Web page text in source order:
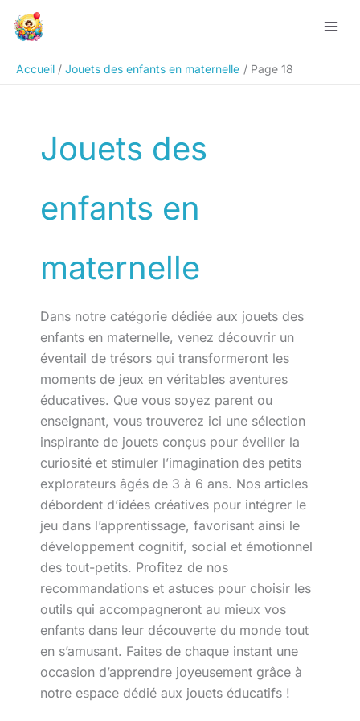
Accueil
Jouets des enfants en maternelle Page 18
Jouets des
enfants en
maternelle
Dans notre catégorie dédiée aux jouets des
enfants en maternelle, venez découvrir un
éventail de trésors qui transformeront les
moments de jeux en véritables aventures
éducatives. Que vous soyez parent ou
enseignant, vous trouverez ici une sélection
inspirante de jouets conçus pour éveiller la
curiosité et stimuler l’imagination des petits
explorateurs âgés de 3 à 6 ans. Nos articles
débordent d’idées créatives pour intégrer le
jeu dans l’apprentissage, favorisant ainsi le
développement cognitif, social et émotionnel
des tout-petits. Profitez de nos
recommandations et astuces pour choisir les
outils qui accompagneront au mieux vos
enfants dans leur découverte du monde tout
en s’amusant. Faites de chaque instant une
occasion d’apprendre joyeusement grâce à
notre espace dédié aux jouets éducatifs !
Rechercher